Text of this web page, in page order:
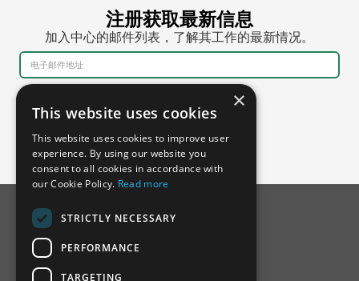
注册获取最新信息
加入中心的邮件列表，了解其工作的最新情况。
×
This website uses cookies
This website uses cookies to improve user
experience. By using our website you
consent to all cookies in accordance with
our Cookie Policy. Read more
STRICTLY NECESSARY
PERFORMANCE
TARGETING